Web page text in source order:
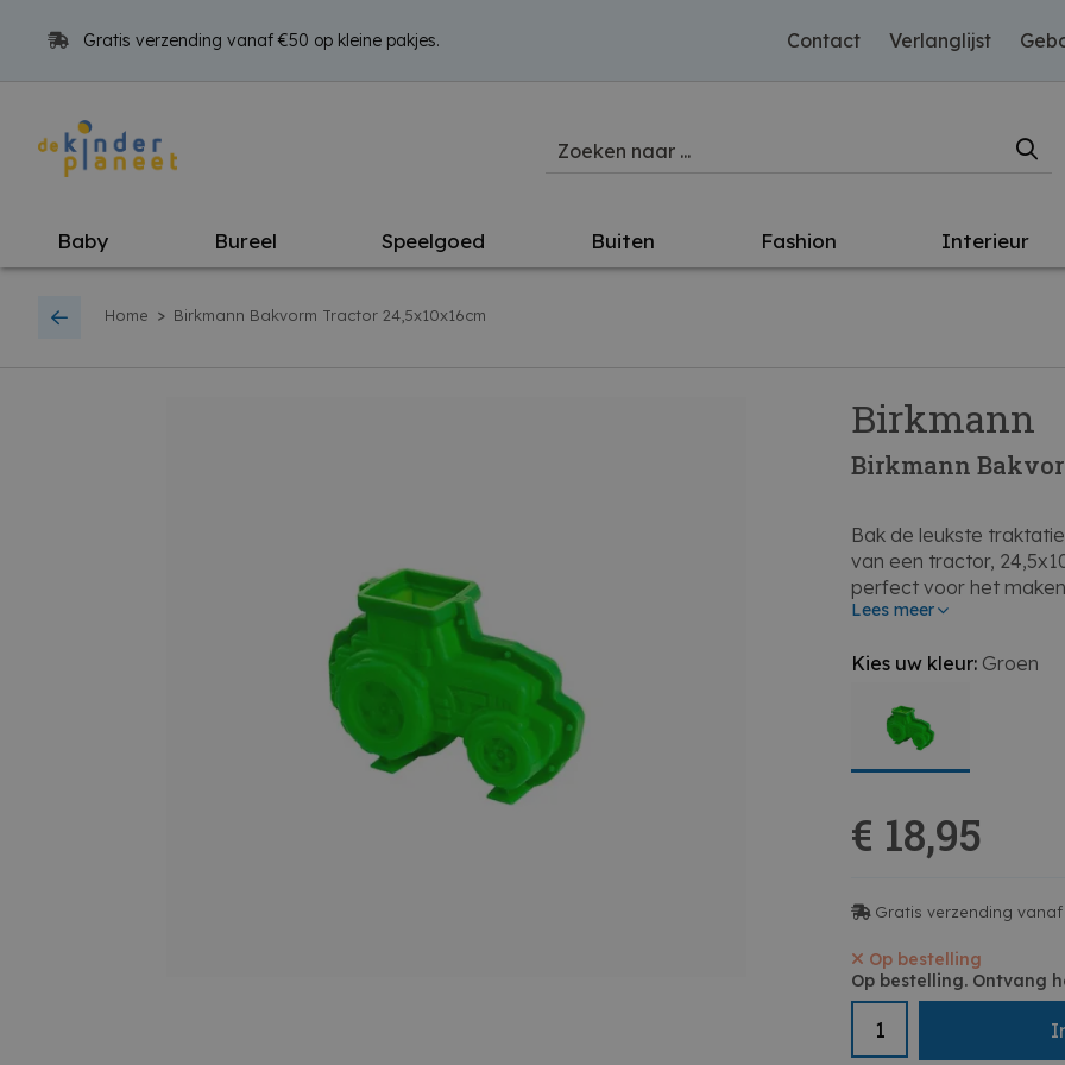
Gratis verzending vanaf €50 op kleine pakjes. Contact Verlanglijst
Baby Bureel Speelgoed Buiten Fashion Interieur
Home > Birkmann Bakvorm Tractor 24,5x10x16cm
Birkmann
Birkmann
Bak de leukste
van een tractor,
perfect voor het
feestjes, verjaardagen
de vorm komt, terwijl
iets speciaals willen
• Bakvorm in de vorm
• Stevig materiaal
• Perfect voor
Lees meer
Kies uw kleur: Groen
€ 18,95
Gratis verzending
Op bestelling
Op bestelling. Ontvang